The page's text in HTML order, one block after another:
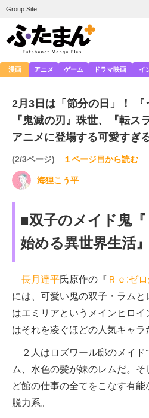
Group Site
漫画 アニメ ゲーム ドラマ映画 イ
2月3日は「節分の日」！ 『
『鬼滅の刃』珠世、『転
アニメに登場する可愛すぎ
(2/3ページ) １ページ目から読む
海狸こう平
■双子のメイド鬼
始める異世界生活
長月達平氏原作の『 Ｒｅ:ゼ
には、可愛い鬼の双子・ラム
はエミリアというメインヒロ
はそれを凌ぐほどの人気キャラ
２人はロズワール邸のメイド
ム、水色の髪が妹のレムだ。
ど館の仕事の全てをこなす有
脱力系。